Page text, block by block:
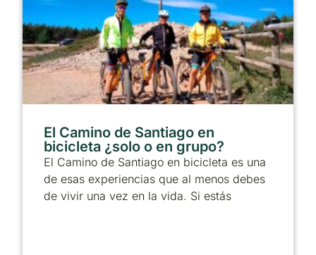
El Camino de Santiago en
bicicleta ¿solo o en grupo?
El Camino de Santiago en bicicleta es una
de esas experiencias que al menos debes
de vivir una vez en la vida. Si estás